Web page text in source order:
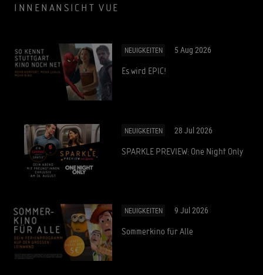
INNENANSICHT VUE
NEUIGKEITEN 5 Aug 2026
Es wird EPIC!
NEUIGKEITEN 28 Jul 2026
SPARKLE PREVIEW: One Night Only
NEUIGKEITEN 9 Jul 2026
Sommerkino für Alle